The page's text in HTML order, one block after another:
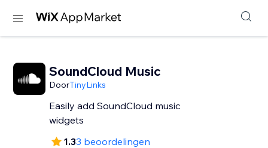
SoundCloud Music
DoorTinyLinks
Easily add SoundCloud music
widgets
1.33 beoordelingen